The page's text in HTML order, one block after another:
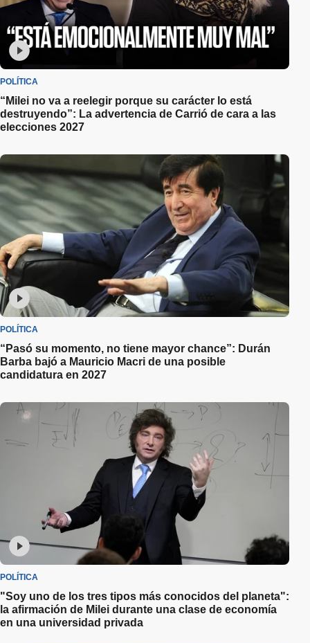
POLÍTICA
“Milei no va a reelegir porque su carácter lo está
destruyendo”: La advertencia de Carrió de cara a las
elecciones 2027
POLÍTICA
“Pasó su momento, no tiene mayor chance”: Durán
Barba bajó a Mauricio Macri de una posible
candidatura en 2027
POLÍTICA
"Soy uno de los tres tipos más conocidos del planeta":
la afirmación de Milei durante una clase de economía
en una universidad privada